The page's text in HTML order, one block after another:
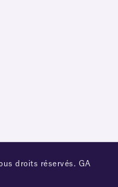
droits réservés. GA